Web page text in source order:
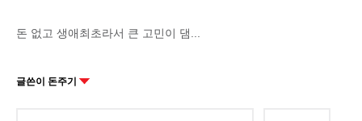
돈 없고 생애최초라서 큰 고민이 댐...
글쓴이 돈주기